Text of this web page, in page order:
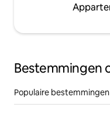
Bestemmingen
Populaire